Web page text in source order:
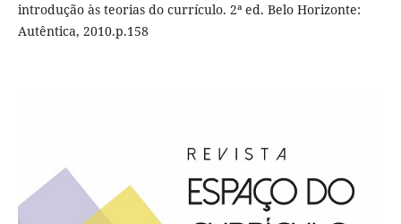
introdução às teorias do currículo. 2ª ed. Belo Horizonte:
Autêntica, 2010.p.158